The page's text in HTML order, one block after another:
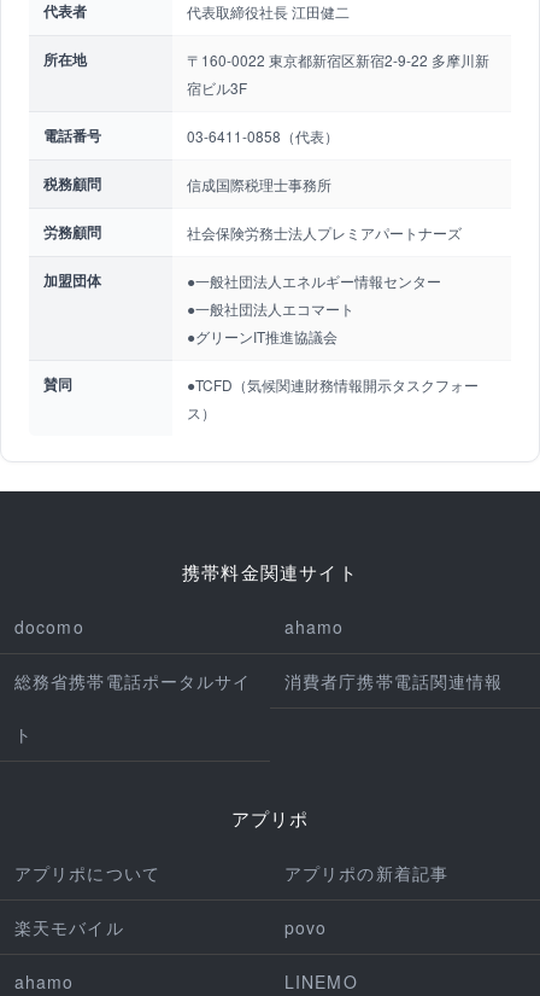
代表者 代表取締役社長 江田健二
所在地
〒160-0022 東京都新宿区新宿2-9-22 多摩川新
宿ビル3F
電話番号 03-6411-0858（代表）
税務顧問 信成国際税理士事務所
労務顧問 社会保険労務士法人プレミアパートナーズ
加盟団体
●一般社団法人エネルギー情報センター
●一般社団法人エコマート
●グリーンIT推進協議会
賛同
●TCFD（気候関連財務情報開示タスクフォー
ス）
携帯料金関連サイト
docomo ahamo
総務省携帯電話ポータルサイ
ト
消費者庁携帯電話関連情報
アプリポ
アプリポについて アプリポの新着記事
楽天モバイル povo
ahamo LINEMO